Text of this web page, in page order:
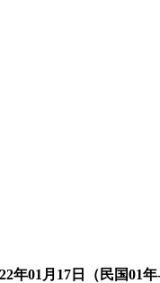
年01月17日（民国01